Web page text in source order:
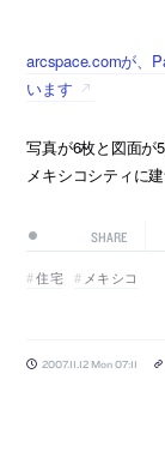
arcspace.comが、
います
写真が6枚と図面が
メキシコシティに建
SHARE
住宅 メキシコ
2007.11.12 Mon 07:11